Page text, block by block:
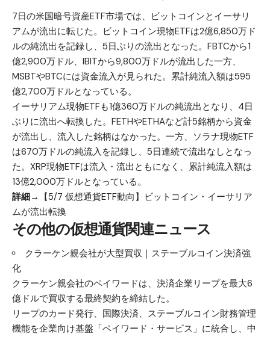
7日の米国暗号資産ETF市場では、ビットコインとイーサリ
アムが流出に転じた。ビットコイン現物ETFは2億6,850万ド
ルの純流出を記録し、5日ぶりの流出となった。FBTCから1
億2,900万ドル、IBITから9,800万ドルが流出した一方、
MSBTやBTCには資金流入が見られた。累計純流入額は595
億2,700万ドルとなっている。
イーサリアム現物ETFも1億360万ドルの純流出となり、4日
ぶりに流出へ転換した。FETHやETHAなど計5銘柄から資金
が流出し、流入した銘柄はなかった。一方、ソラナ現物ETF
は670万ドルの純流入を記録し、5日連続で流出なしとなっ
た。XRP現物ETFは流入・流出ともになく、累計純流入額は
13億2,000万ドルとなっている。
詳細→
【5/7 仮想通貨ETF動向】ビットコイン・イーサリア
ムが流出転換
その他の仮想通貨関連ニュース
クラーケン親会社が大型買収｜ステーブルコイン決済強
化
クラーケン親会社のペイワードは、決済企業リープを最大6
億ドルで買収する最終契約を締結した。
リープのカード発行、国際決済、ステーブルコイン財務管理
機能を企業向け基盤「ペイワード・サービス」に統合し、中